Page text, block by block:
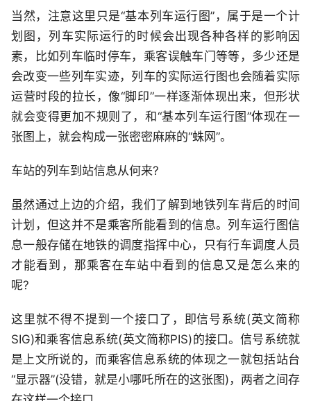
当然，注意这里只是“基本列车运行图”，属于是一个计
划图，列车实际运行的时候会出现各种各样的影响因
素，比如列车临时停车，乘客误触车门等等，多少还是
会改变一些列车实迹，列车的实际运行图也会随着实际
运营时段的拉长，像“脚印”一样逐渐体现出来，但形状
就会变得更加不规则了，和“基本列车运行图”体现在一
张图上，就会构成一张密密麻麻的“蛛网”。
车站的列车到站信息从何来?
虽然通过上边的介绍，我们了解到地铁列车背后的时间
计划，但这并不是乘客所能看到的信息。列车运行图信
息一般存储在地铁的调度指挥中心，只有行车调度人员
才能看到，那乘客在车站中看到的信息又是怎么来的
呢?
这里就不得不提到一个接口了，即信号系统(英文简称
SIG)和乘客信息系统(英文简称PIS)的接口。信号系统就
是上文所说的，而乘客信息系统的体现之一就包括站台
“显示器”(没错，就是小哪吒所在的这张图)，两者之间存